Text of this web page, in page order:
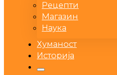
Рецепти
Магазин
Наука
Хуманост
Историја